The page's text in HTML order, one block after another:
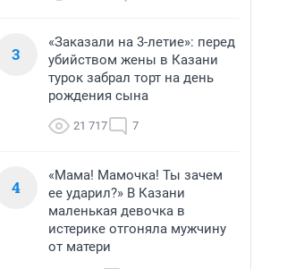
3
«Заказали на 3-летие»: перед
убийством жены в Казани
турок забрал торт на день
рождения сына
21 717 7
4
«Мама! Мамочка! Ты зачем
ее ударил?» В Казани
маленькая девочка в
истерике отгоняла мужчину
от матери